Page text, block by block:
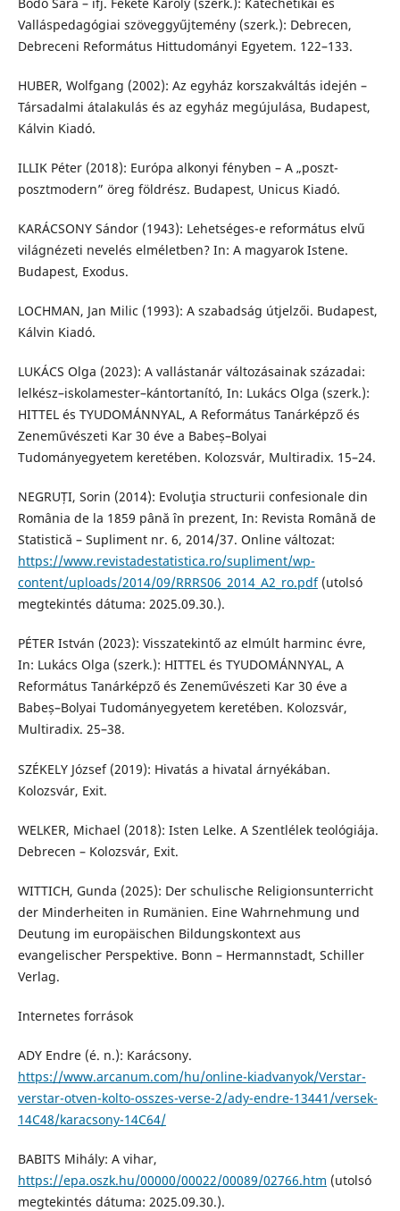
Bodó Sára – ifj. Fekete Károly (szerk.): Katechetikai és
Valláspedagógiai szöveggyűjtemény (szerk.): Debrecen,
Debreceni Református Hittudományi Egyetem. 122–133.
HUBER, Wolfgang (2002): Az egyház korszakváltás idején –
Társadalmi átalakulás és az egyház megújulása, Budapest,
Kálvin Kiadó.
ILLIK Péter (2018): Európa alkonyi fényben – A „poszt-
posztmodern” öreg földrész. Budapest, Unicus Kiadó.
KARÁCSONY Sándor (1943): Lehetséges-e református elvű
világnézeti nevelés elméletben? In: A magyarok Istene.
Budapest, Exodus.
LOCHMAN, Jan Milic (1993): A szabadság útjelzői. Budapest,
Kálvin Kiadó.
LUKÁCS Olga (2023): A vallástanár változásainak századai:
lelkész–iskolamester–kántortanító, In: Lukács Olga (szerk.):
HITTEL és TYUDOMÁNNYAL, A Református Tanárképző és
Zeneművészeti Kar 30 éve a Babeș–Bolyai
Tudományegyetem keretében. Kolozsvár, Multiradix. 15–24.
NEGRUȚI, Sorin (2014): Evoluţia structurii confesionale din
România de la 1859 până în prezent, In: Revista Română de
Statistică – Supliment nr. 6, 2014/37. Online változat:
https://www.revistadestatistica.ro/supliment/wp-
content/uploads/2014/09/RRRS06_2014_A2_ro.pdf(utolsó
megtekintés dátuma: 2025.09.30.).
PÉTER István (2023): Visszatekintő az elmúlt harminc évre,
In: Lukács Olga (szerk.): HITTEL és TYUDOMÁNNYAL, A
Református Tanárképző és Zeneművészeti Kar 30 éve a
Babeș–Bolyai Tudományegyetem keretében. Kolozsvár,
Multiradix. 25–38.
SZÉKELY József (2019): Hivatás a hivatal árnyékában.
Kolozsvár, Exit.
WELKER, Michael (2018): Isten Lelke. A Szentlélek teológiája.
Debrecen – Kolozsvár, Exit.
WITTICH, Gunda (2025): Der schulische Religionsunterricht
der Minderheiten in Rumänien. Eine Wahrnehmung und
Deutung im europäischen Bildungskontext aus
evangelischer Perspektive. Bonn – Hermannstadt, Schiller
Verlag.
Internetes források
ADY Endre (é. n.): Karácsony.
https://www.arcanum.com/hu/online-kiadvanyok/Verstar-
verstar-otven-kolto-osszes-verse-2/ady-endre-13441/versek-
14C48/karacsony-14C64/
BABITS Mihály: A vihar,
https://epa.oszk.hu/00000/00022/00089/02766.htm (utolsó
megtekintés dátuma: 2025.09.30.).